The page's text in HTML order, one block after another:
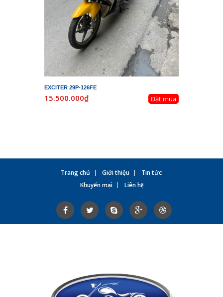
EXCITER 29P-126FE
15.500.000₫ Đặt mua
Trang chủ Giới thiệu
Tin tức
Khuyến mại
Liên hệ